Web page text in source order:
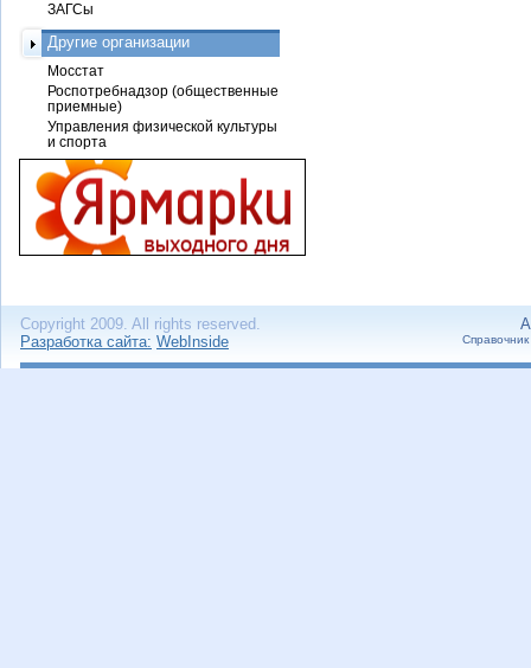
ЗАГСы
Другие организации
Мосстат
Роспотребнадзор (общественные
приемные)
Управления физической культуры
и спорта
Copyright 2009. All rights reserved.
Разработка сайта: WebInside